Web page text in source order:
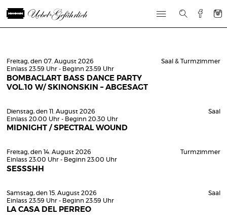
Freitag, den 07. August 2026
Einlass 23:59 Uhr - Beginn 23:59 Uhr
BOMBACLART BASS DANCE PARTY
VOL.10 W/ SKINONSKIN – ABGESAGT
Saal & Turmzimmer
Dienstag, den 11. August 2026
Einlass 20:00 Uhr - Beginn 20:30 Uhr
MIDNIGHT / SPECTRAL WOUND
Saal
Freitag, den 14. August 2026
Einlass 23:00 Uhr - Beginn 23:00 Uhr
SESSSHH
Turmzimmer
Samstag, den 15. August 2026
Einlass 23:59 Uhr - Beginn 23:59 Uhr
LA CASA DEL PERREO
Saal